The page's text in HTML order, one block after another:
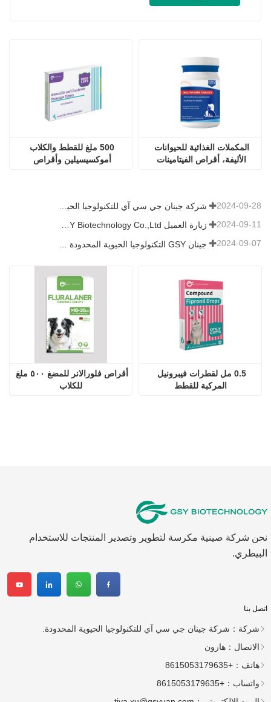
2024-09-28
زيارة العميل Jinan GSY Biotechnology Co.,Ltd 2024-09-11
2024-09-07
للكلاب
المركبة للقطط
نحن شركة صينية مكرسة لتطوير وتصدير المنتجات للاستخدام
البيطري.
اتصل بنا
شركة： شركة جينان جي سي آي للتكنولوجيا الحيوية المحدودة.
الاتصال： هارون
هاتف： +8615053179635
واتساب： +8615053179635